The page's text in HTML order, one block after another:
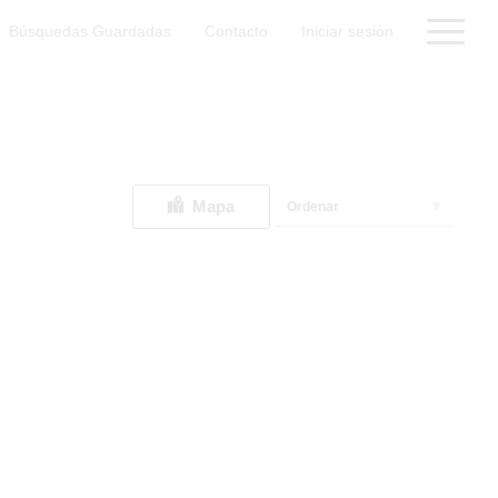
Búsquedas Guardadas Contacto Iniciar sesión
Mapa Ordenar